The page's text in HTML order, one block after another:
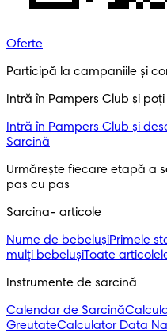
Oferte
Participă la campaniile și
Intră în Pampers Club și
Intră în Pampers Club și
Sarcină
Urmărește fiecare etapă a
pas cu pas
Sarcina- articole
Nume de bebelușiPrimele
mulți bebelușiToate
Instrumente de sarcină
Calendar de Sarcină
GreutateCalculator Data